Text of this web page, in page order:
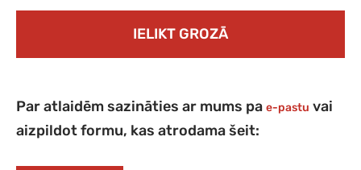
IELIKT GROZĀ
Par atlaidēm sazināties ar mums pa e-pastu vai
aizpildot formu, kas atrodama šeit: